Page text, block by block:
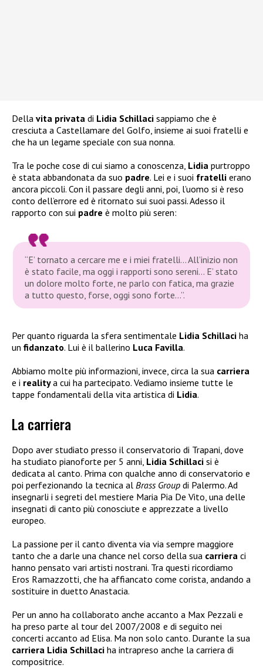
Della vita privata di Lidia Schillaci sappiamo che è
cresciuta a Castellamare del Golfo, insieme ai suoi fratelli e
che ha un legame speciale con sua nonna.
Tra le poche cose di cui siamo a conoscenza, Lidia purtroppo
è stata abbandonata da suo padre. Lei e i suoi fratelli erano
ancora piccoli. Con il passare degli anni, poi, l’uomo si è reso
conto dell’errore ed è ritornato sui suoi passi. Adesso il
rapporto con sui padre è molto più seren:
“E’ tornato a cercare me e i miei fratelli… All’inizio non
è stato facile, ma oggi i rapporti sono sereni… E’ stato
un dolore molto forte, ne parlo con fatica, ma grazie
a tutto questo, forse, oggi sono forte…”.
Per quanto riguarda la sfera sentimentale Lidia Schillaci ha
un fidanzato. Lui è il ballerino Luca Favilla.
Abbiamo molte più informazioni, invece, circa la sua carriera
e i realitya cui ha partecipato. Vediamo insieme tutte le
tappe fondamentali della vita artistica di Lidia.
La carriera
Dopo aver studiato presso il conservatorio di Trapani, dove
ha studiato pianoforte per 5 anni, Lidia Schillaci si è
dedicata al canto. Prima con qualche anno di conservatorio e
poi perfezionando la tecnica al Brass Group di Palermo. Ad
insegnarli i segreti del mestiere Maria Pia De Vito, una delle
insegnati di canto più conosciute e apprezzate a livello
europeo.
La passione per il canto diventa via via sempre maggiore
tanto che a darle una chance nel corso della sua carriera ci
hanno pensato vari artisti nostrani. Tra questi ricordiamo
Eros Ramazzotti, che ha affiancato come corista, andando a
sostituire in duetto Anastacia.
Per un anno ha collaborato anche accanto a Max Pezzali e
ha preso parte al tour del 2007/2008 e di seguito nei
concerti accanto ad Elisa. Ma non solo canto. Durante la sua
carriera Lidia Schillaci ha intrapreso anche la carriera di
compositrice.